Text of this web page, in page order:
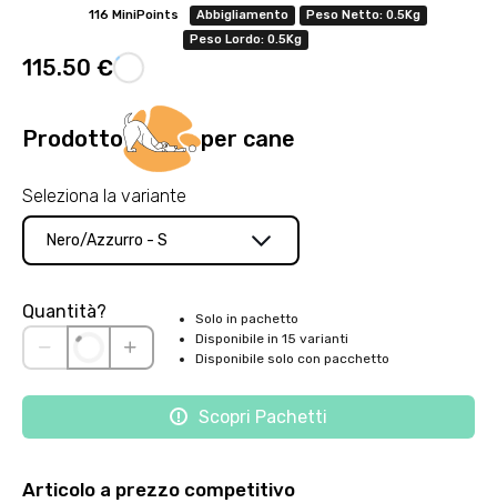
116 MiniPoints Abbigliamento
Peso Netto: 0.5Kg
Peso Lordo: 0.5Kg
115.50 €
Prodotto per cane
Seleziona la variante
Nero/Azzurro - S
Quantità?
Solo in pachetto
Disponibile in 15 varianti
Disponibile solo con pacchetto
Scopri Pachetti
Articolo a prezzo competitivo